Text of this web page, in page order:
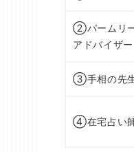
②パームリ
アドバイザー
③手相の先
④在宅占い